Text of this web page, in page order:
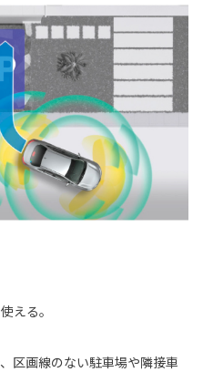
える。
区画線のない駐車場や隣接車